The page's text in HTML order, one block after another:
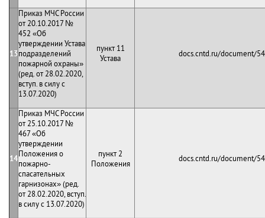
13
Приказ МЧС России
от 20.10.2017 №
452 «Об
утверждении Устава
подразделений
пожарной охраны»
(ред. от 28.02.2020,
вступ. в силу с
13.07.2020)
пункт 11
Устава
docs.cntd.ru/document/
14
Приказ МЧС России
от 25.10.2017 №
467 «Об
утверждении
Положения о
пожарно-
спасательных
гарнизонах» (ред.
от 28.02.2020, вступ.
в силу с 13.07.2020)
пункт 2
Положения
docs.cntd.ru/document/